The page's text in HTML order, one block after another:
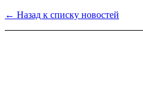
← Назад к списку новостей